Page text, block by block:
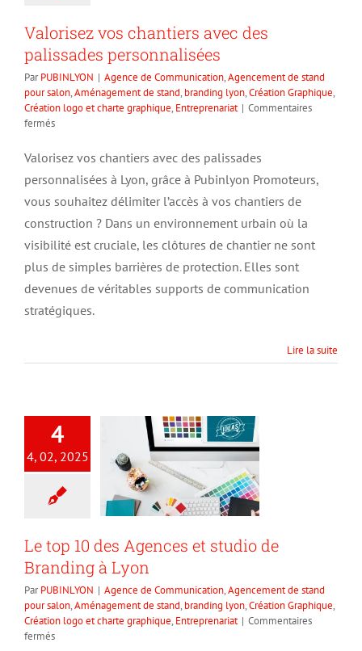
Valorisez vos chantiers avec des
palissades personnalisées
ParPUBINLYON | Agence de Communication,Agencement de stand
pour salon,Aménagement de stand, branding lyon,Création Graphique,
Création logo et charte graphique, Entreprenariat | Commentaires
ferméssur
vos
avec
des
personnalisées
Valorisez vos chantiers avec des palissades
personnalisées à Lyon, grâce à Pubinlyon Promoteurs,
vous souhaitez délimiter l’accès à vos chantiers de
construction ? Dans un environnement urbain où la
visibilité est cruciale, les clôtures de chantier ne sont
plus de simples barrières de protection. Elles sont
devenues de véritables supports de communication
stratégiques.
Lire la suite
4
4, 02, 2025
Le top 10 des Agences et studio de
Branding à Lyon
ParPUBINLYON | Agence de Communication,Agencement de stand
pour salon,Aménagement de stand, branding lyon,Création Graphique,
Création logo et charte graphique, Entreprenariat | Commentaires
ferméssur